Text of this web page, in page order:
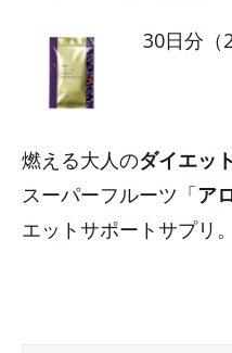
30日分（
燃える大人のダイエット
スーパーフルーツ「ア
エットサポートサプリ。